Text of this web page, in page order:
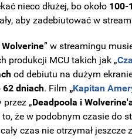
nieco dłużej, bo około 100-
aby zadebiutować w
” w streamingu
produkcji MCU takich jak „
od debiutu na dużym
62 dniach. Film „Kapitan
„Deadpoola i
że w podobnym czasie do
czas nie otrzymał jeszcze